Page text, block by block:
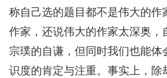
称自己选的题目都不是伟大的作
作家，还说伟大的作家太深奥，
宗璞的自谦，但同时我们也能体
识度的肯定与注重。事实上，除